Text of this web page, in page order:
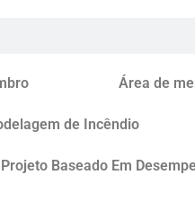
Área de
de Incêndio
Projeto Baseado Em